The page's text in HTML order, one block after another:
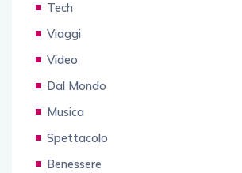
Tech
Viaggi
Video
Dal Mondo
Musica
Spettacolo
Benessere